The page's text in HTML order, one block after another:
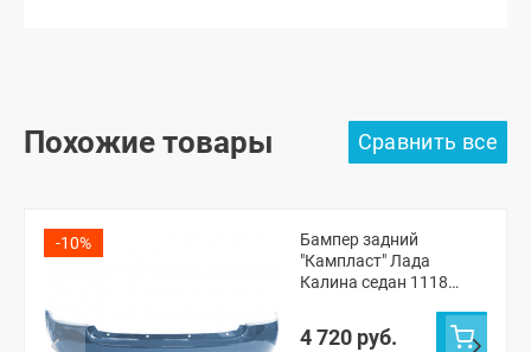
Похожие товары
-10%
Бампер задний
"Кампласт" Лада
Калина седан 1118
4 720 руб.